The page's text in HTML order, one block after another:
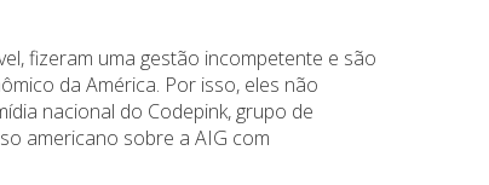
fizeram uma gestão incompetente e são
da América. Por isso, eles não
nacional do Codepink, grupo de
americano sobre a AIG com